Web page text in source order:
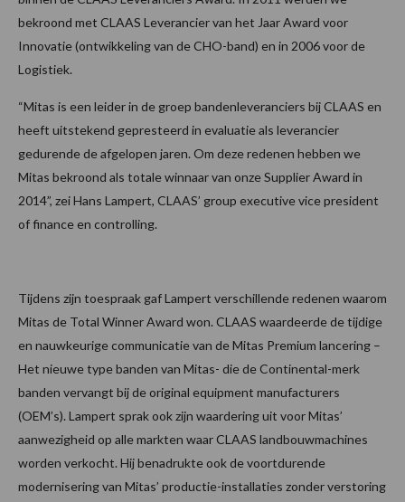
bekroond met CLAAS Leverancier van het Jaar Award voor
Innovatie (ontwikkeling van de CHO-band) en in 2006 voor de
Logistiek.
“Mitas is een leider in de groep bandenleveranciers bij CLAAS en
heeft uitstekend gepresteerd in evaluatie als leverancier
gedurende de afgelopen jaren. Om deze redenen hebben we
Mitas bekroond als totale winnaar van onze Supplier Award in
2014”, zei Hans Lampert, CLAAS’ group executive vice president
of finance en controlling.
Tijdens zijn toespraak gaf Lampert verschillende redenen waarom
Mitas de Total Winner Award won. CLAAS waardeerde de tijdige
en nauwkeurige communicatie van de Mitas Premium lancering –
Het nieuwe type banden van Mitas- die de Continental-merk
banden vervangt bij de original equipment manufacturers
(OEM’s). Lampert sprak ook zijn waardering uit voor Mitas’
aanwezigheid op alle markten waar CLAAS landbouwmachines
worden verkocht. Hij benadrukte ook de voortdurende
modernisering van Mitas’ productie-installaties zonder verstoring